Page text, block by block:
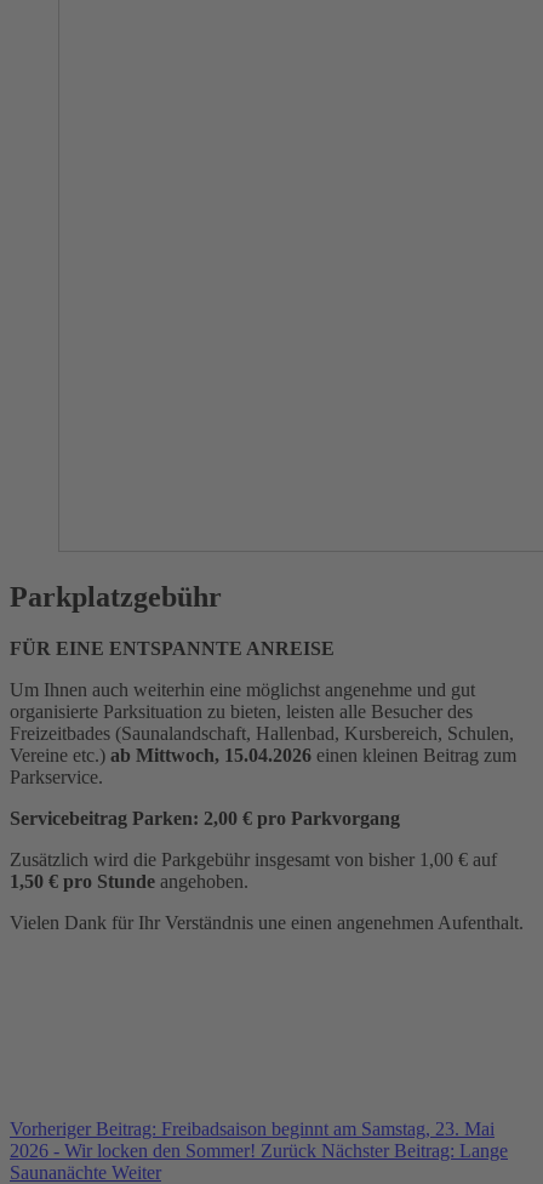
Parkplatzgebühr
FÜR EINE ENTSPANNTE ANREISE
Um Ihnen auch weiterhin eine möglichst angenehme und gut
organisierte Parksituation zu bieten, leisten alle Besucher des
Freizeitbades (Saunalandschaft, Hallenbad, Kursbereich, Schulen,
Vereine etc.) ab Mittwoch, 15.04.2026 einen kleinen Beitrag zum
Parkservice.
Servicebeitrag Parken: 2,00 € pro Parkvorgang
Zusätzlich wird die Parkgebühr insgesamt von bisher 1,00 € auf
1,50 € pro Stunde angehoben.
Vielen Dank für Ihr Verständnis une einen angenehmen Aufenthalt.
Vorheriger Beitrag: Freibadsaison beginnt am Samstag, 23. Mai
2026 - Wir locken den Sommer! Zurück Nächster Beitrag: Lange
Saunanächte Weiter